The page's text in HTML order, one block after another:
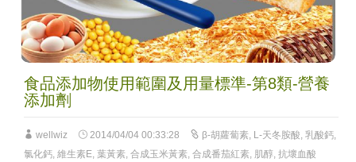
食品添加物使用範圍及用量標準-第8類-營養
添加劑
wellwiz 2014/04/04 00:33:28 β-胡蘿蔔素, L-天冬胺酸, 乳酸鈣,
氯化鈣, 維生素E, 葉黃素, 合成玉米黃素, 合成番茄紅素, 肌醇, 抗壞血酸